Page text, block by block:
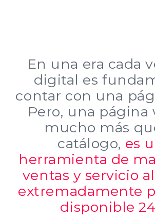
En una era cada
digital es
contar con una
Pero, una página
mucho más
catálogo, es
herramienta de
ventas y servicio
extremadamente
disponible